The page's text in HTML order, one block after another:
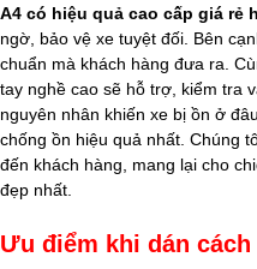
A4 có hiệu quả cao cấp giá rẻ​
ngờ, bảo vệ xe tuyệt đối. Bên
chuẩn mà khách hàng đưa ra.
tay nghề cao sẽ hỗ trợ, kiểm tra
nguyên nhân khiến xe bị ồn ở
chống ồn hiệu quả nhất. Chúng
đến khách hàng, mang lại cho
đẹp nhất.
Ưu điểm khi dán cách